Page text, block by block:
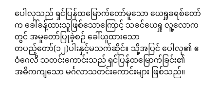
ပေါလုသည် ရှင်ပြန်ထမြောက်တော်မူသော ယေရှုခရစ်တော်
က ခေါ်ခန့်ထားသူဖြစ်သောကြောင့် သခင်ယေရှု လူ့လောက
တွင် အမှုတော်ပြုခဲ့စဉ် ခေါ်ယူထားသော
တပည့်တော်(၁၂)ပါးနှင့်မသက်ဆိုင်။ သို့အပြင် ပေါလု၏ ဧ
ဝံဂေလိ သတင်းကောင်းသည် ရှင်ပြန်ထမြောက်ခြင်း၏
အဓိကကျသော မင်္ဂလာသတင်းကောင်းများ ဖြစ်သည်။